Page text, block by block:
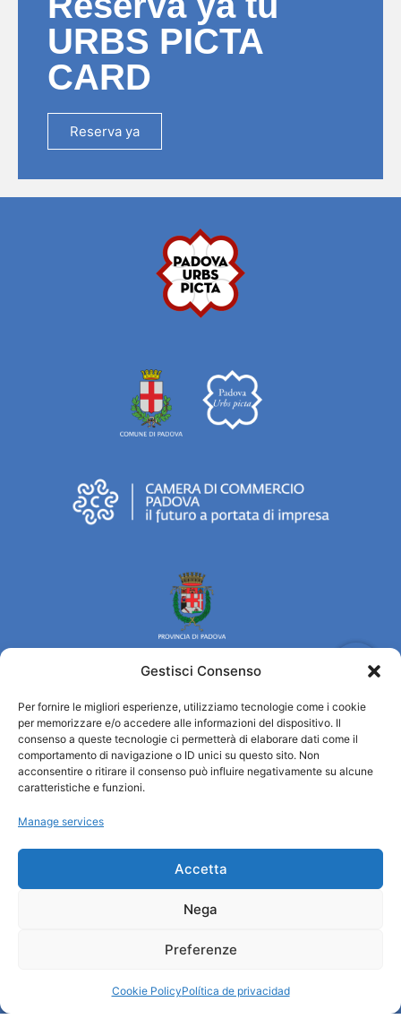
Gestisci Consenso
Per fornire le migliori esperienze, utilizziamo tecnologie come i cookie
per memorizzare e/o accedere alle informazioni del dispositivo. Il
consenso a queste tecnologie ci permetterà di elaborare dati come il
comportamento di navigazione o ID unici su questo sito. Non
acconsentire o ritirare il consenso può influire negativamente su alcune
caratteristiche e funzioni.
Manage services
Accetta
Nega
Preferenze
Cookie PolicyPolítica de privacidad
URBS PICTA
CARD
Reserva ya
Turismo Padova
Quiénes somos
INFORMACIÓN TURÍSTICA / IAT
Cookie Policy (UE)